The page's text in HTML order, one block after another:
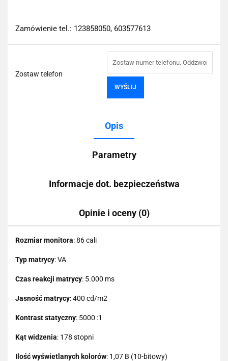
Zamówienie tel.: 123858050, 603577613
Zostaw telefon
WYŚLIJ
Opis
Parametry
Informacje dot. bezpieczeństwa
Opinie i oceny (0)
Rozmiar monitora: 86 cali
Typ matrycy: VA
Czas reakcji matrycy: 5.000 ms
Jasność matrycy: 400 cd/m2
Kontrast statyczny: 5000 :1
Kąt widzenia: 178 stopni
Ilość wyświetlanych kolorów: 1,07 B (10-bitowy)